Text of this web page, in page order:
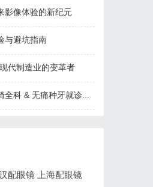
影像体验的新纪元
与避坑指南
代制造业的变革者
& 无痛种牙就诊避坑攻略
配眼镜 上海配眼镜